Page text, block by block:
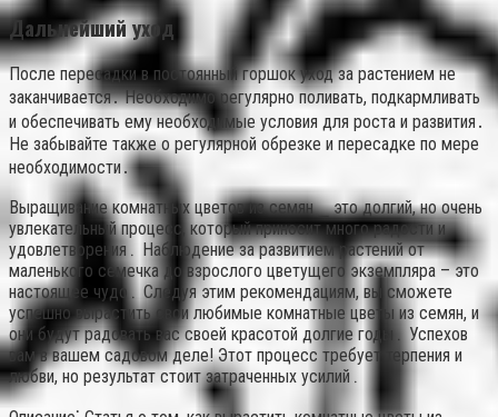
Дальнейший уход
После пересадки в постоянный горшок уход за растением не
заканчивается․ Необходимо регулярно поливать, подкармливать
и обеспечивать ему необходимые условия для роста и развития․
Не забывайте также о регулярной обрезке и пересадке по мере
необходимости․
Выращивание комнатных цветов из семян ⎯ это долгий, но очень
увлекательный процесс, который приносит много радости и
удовлетворения․ Наблюдение за развитием растений от
маленького семечка до взрослого цветущего экземпляра – это
настоящее чудо․ Следуя этим рекомендациям, вы сможете
успешно вырастить свои любимые комнатные цветы из семян, и
они будут радовать вас своей красотой долгие годы․ Успехов
вам в вашем садовом деле! Этот процесс требует терпения и
любви, но результат стоит затраченных усилий․